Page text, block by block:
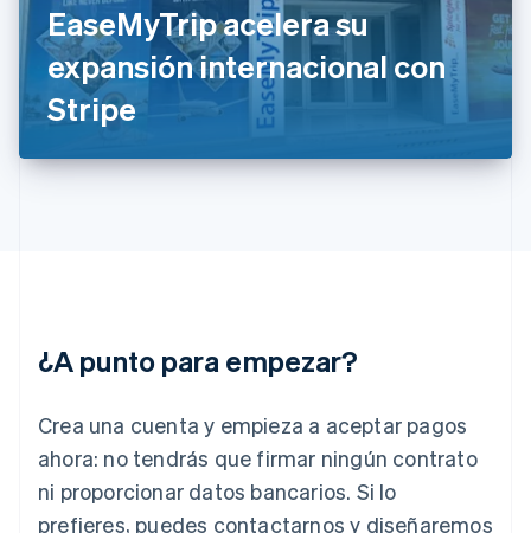
EaseMyTrip acelera su
expansión internacional con
Stripe
¿A punto para empezar?
Crea una cuenta y empieza a aceptar pagos
ahora: no tendrás que firmar ningún contrato
ni proporcionar datos bancarios. Si lo
prefieres, puedes contactarnos y diseñaremos
Gibraltar
English
Grecia
English
Hungría
English
India
Letonia
English
Deutsch English
Lituania
English
Luxemburgo
Français DeutschEnglish